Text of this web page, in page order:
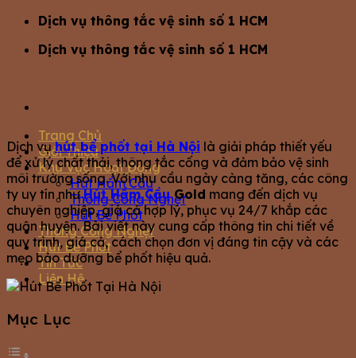
Dịch vụ thông tắc vệ sinh số 1 HCM
Dịch vụ thông tắc vệ sinh số 1 HCM
Trang Chủ
Giới Thiệu
Khu Vực Hoạt Động
Hút Hầm Cầu
Thông Cống Nghẹt
Hút Bể Phốt
Thông Cống Nghẹt
Hút Bể Phốt
Tin Tức
Liện Hệ
Dịch vụhút bể phốt tại Hà Nội là giải pháp thiết yếu
để xử lý chất thải, thông tắc cống và đảm bảo vệ sinh
môi trường sống. Với nhu cầu ngày càng tăng, các công
ty uy tín nhưHút Hầm CầuGold mang đến dịch vụ
chuyên nghiệp, giá cả hợp lý, phục vụ 24/7 khắp các
quận huyện. Bài viết này cung cấp thông tin chi tiết về
quy trình, giá cả, cách chọn đơn vị đáng tin cậy và các
mẹo bảo dưỡng bể phốt hiệu quả.
Mục Lục